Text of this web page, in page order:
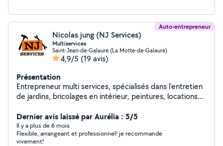
Auto-entrepreneur
Nicolas jung (NJ Services)
Multiservices
Saint-Jean-de-Galaure (La Motte-de-Galaure)
4,9/5 (19 avis)
Présentation
Entrepreneur multi services, spécialisés dans l'entretien
de jardins, bricolages en intérieur, peintures, locations
montage de meubles, débarras d'encombrantset bien
plus encore
Dernier avis laissé par Aurélia : 5/5
Il y a plus de 6 mois
Flexible, arrangeant et professionnel! je recommande
vivement!